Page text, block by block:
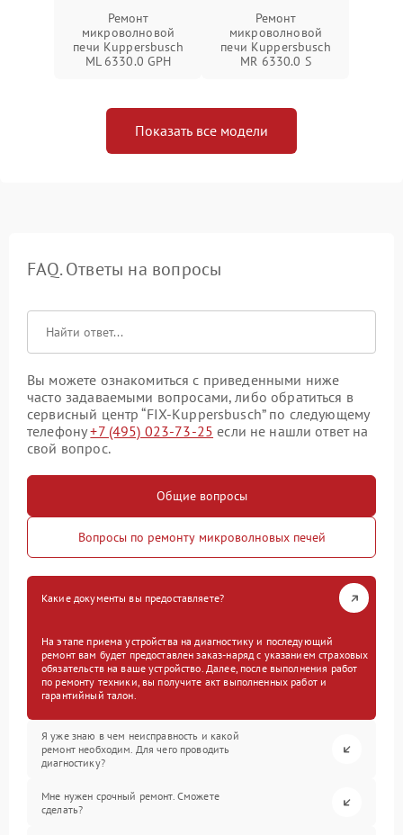
Ремонт
микроволновой
печи Kuppersbusch
ML 6330.0 GPH
Ремонт
микроволновой
печи Kuppersbusch
MR 6330.0 S
Показать все модели
FAQ. Ответы на вопросы
Вы можете ознакомиться с приведенными ниже
часто задаваемыми вопросами, либо обратиться в
сервисный центр “FIX-Kuppersbusch” по следующему
телефону+7 (495) 023-73-25 если не нашли ответ на
свой вопрос.
Общие вопросы
Вопросы по ремонту микроволновых печей
Какие документы вы предоставляете?
На этапе приема устройства на диагностику и последующий
ремонт вам будет предоставлен заказ-наряд с указанием страховых
обязательств на ваше устройство. Далее, после выполнения работ
по ремонту техники, вы получите акт выполненных работ и
гарантийный талон.
Я уже знаю в чем неисправность и какой
ремонт необходим. Для чего проводить
диагностику?
Мне нужен срочный ремонт. Сможете
сделать?